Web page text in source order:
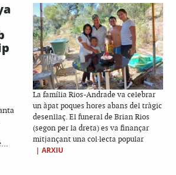
La família Rios-Andrade va celebrar
un àpat poques hores abans del tràgic
desenllaç. El funeral de Brian Rios
(segon per la dreta) es va finançar
mitjançant una col·lecta popular
| ARXIU